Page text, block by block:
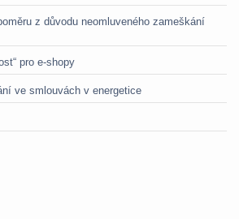
z důvodu neomluveného zameškání
pro e-shopy
ve smlouvách v energetice